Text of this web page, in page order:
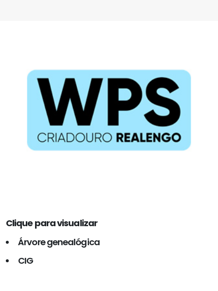
Clique para visualizar
Árvore genealógica
CIG